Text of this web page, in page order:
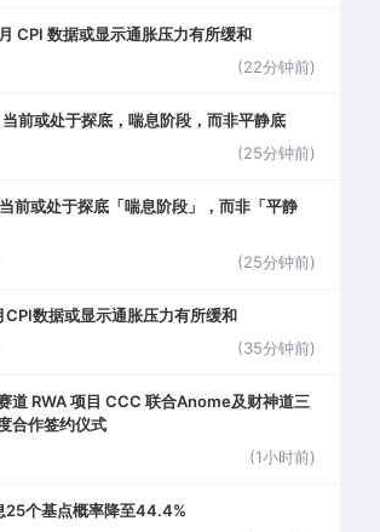
CPI 数据或显示通胀压力有所缓和
(22分钟前)
前或处于探底，喘息阶段，而非平静底
(25分钟前)
前或处于探底「喘息阶段」，而非「平静
(25分钟前)
CPI数据或显示通胀压力有所缓和
(35分钟前)
道 RWA 项目 CCC 联合Anome及财神道三
合作签约仪式
(1小时前)
25个基点概率降至44.4%